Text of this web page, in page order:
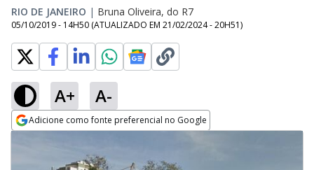
RIO DE JANEIRO | Bruna Oliveira, do R7
05/10/2019 - 14H50 (ATUALIZADO EM 21/02/2024 - 20H51)
A+ A-
Adicione como fonte preferencial no Google